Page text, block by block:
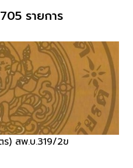
รายการ
) สพ.บ.319/2ข